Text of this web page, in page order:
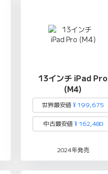
13インチ iPad Pro
(M4)
世界最安値 ¥ 199,675
中古最安値 ¥ 162,480
2024年発売